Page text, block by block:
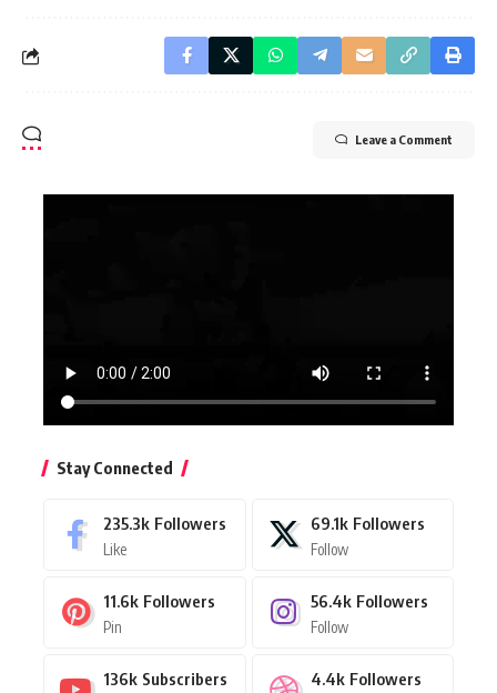
Leave a Comment
Stay Connected
235.3k Followers
Like
69.1k Followers
Follow
11.6k Followers
Pin
56.4k Followers
Follow
136k Subscribers 4.4k Followers